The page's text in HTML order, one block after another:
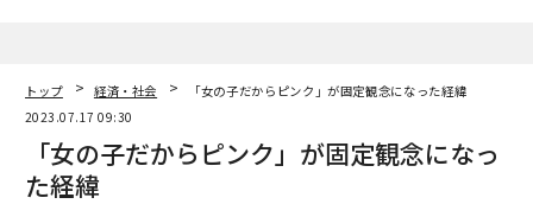
トップ 経済・社会
「女の子だからピンク」が固定観念になった経緯
2023.07.17 09:30
「女の子だからピンク」が固定観念になっ
た経緯